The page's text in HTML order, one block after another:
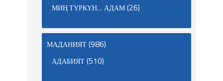
МИҢ ТҮРКҮН… АДАМ(26)
МАДАНИЯТ(986)
АДАБИЯТ(510)